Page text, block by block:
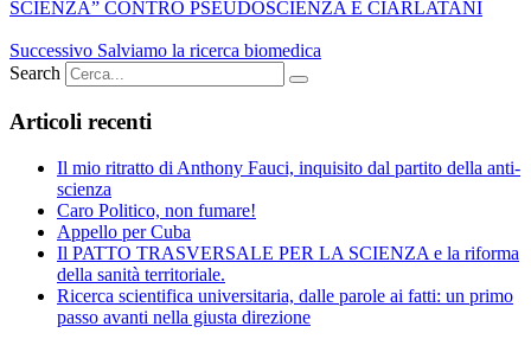
SCIENZA” CONTRO PSEUDOSCIENZA E CIARLATANI
Successivo Salviamo la ricerca biomedica
Search
Articoli recenti
Il mio ritratto di Anthony Fauci, inquisito dal partito della anti-
scienza
Caro Politico, non fumare!
Appello per Cuba
Il PATTO TRASVERSALE PER LA SCIENZA e la riforma
della sanità territoriale.
Ricerca scientifica universitaria, dalle parole ai fatti: un primo
passo avanti nella giusta direzione